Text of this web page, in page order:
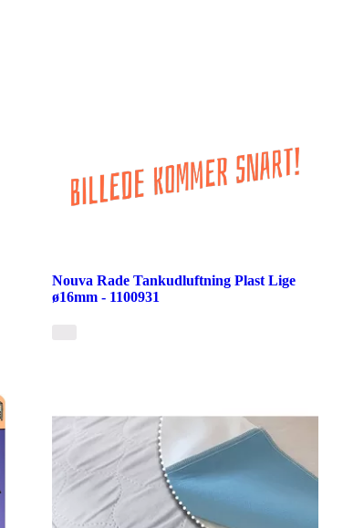
Nouva Rade Tankudluftning Plast Lige
ø16mm - 1100931